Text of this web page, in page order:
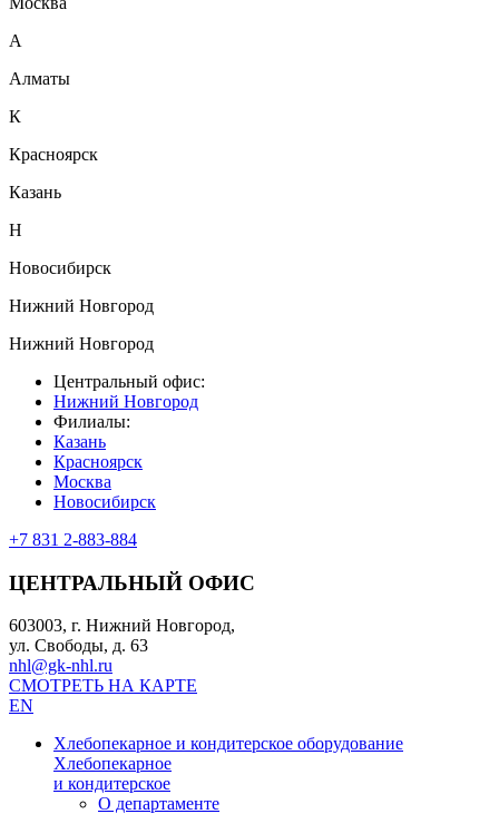
А
Алматы
К
Красноярск
Казань
Н
Новосибирск
Нижний Новгород
Нижний Новгород
Центральный офис:
Нижний Новгород
Филиалы:
Казань
Красноярск
Москва
Новосибирск
+7 831 2-883-884
ЦЕНТРАЛЬНЫЙ ОФИС
603003, г. Нижний Новгород,
ул. Свободы, д. 63
nhl@gk-nhl.ru
СМОТРЕТЬ НА КАРТЕ
EN
Хлебопекарное и кондитерское оборудование
Хлебопекарное
и кондитерское
О департаменте